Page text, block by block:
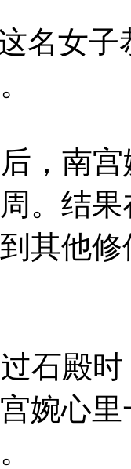
名女子
，南宫
。结
其他
石殿时
婉心